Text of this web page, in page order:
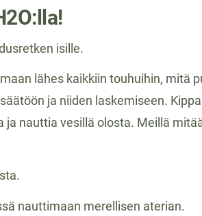
isille.
lähes kaikkiin touhuihin, mitä
ja niiden laskemiseen.
ja nauttia vesillä olosta. Meillä
nauttimaan merellisen aterian.